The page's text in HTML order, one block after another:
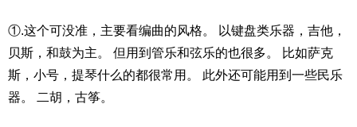
①.这个可没准，主要看编曲的风格。 以键盘类乐器，吉他，
贝斯，和鼓为主。 但用到管乐和弦乐的也很多。 比如萨克
斯，小号，提琴什么的都很常用。 此外还可能用到一些民乐
器。 二胡，古筝。